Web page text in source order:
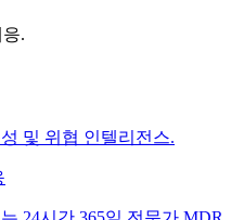
.
및 위협 인텔리전스.